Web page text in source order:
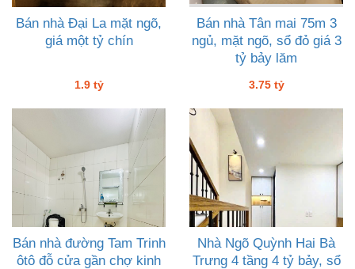
Bán nhà Đại La mặt ngõ,
giá một tỷ chín
1.9 tỷ
Bán nhà Tân mai 75m 3
ngủ, mặt ngõ, sổ đỏ giá 3
tỷ bảy lăm
3.75 tỷ
Bán nhà đường Tam Trinh
ôtô đỗ cửa gần chợ kinh
Nhà Ngõ Quỳnh Hai Bà
Trưng 4 tầng 4 tỷ bảy, sổ